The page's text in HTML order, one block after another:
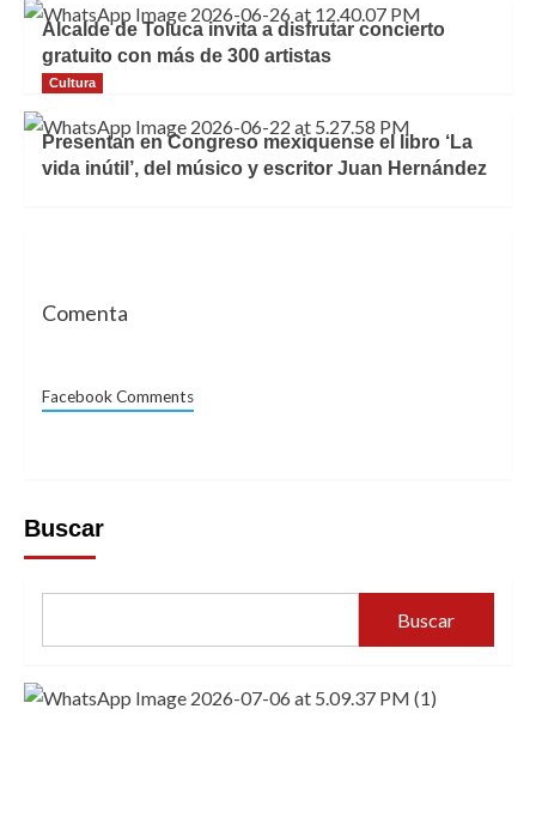
Alcalde de Toluca invita a disfrutar concierto
gratuito con más de 300 artistas
Cultura
Presentan en Congreso mexiquense el libro ‘La
vida inútil’, del músico y escritor Juan Hernández
Comenta
Facebook Comments
Buscar
Buscar